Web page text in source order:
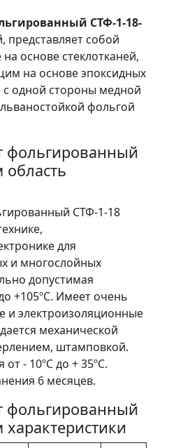
СТФ-1-18-
представляет собой
основе стеклотканей,
на основе эпоксидных
одной стороны медной
фольгой
фольгированный
СТФ-1-18
для
и многослойных
допустимая
+105ºС. Имеет очень
и электроизоляционные
механической
штамповкой.
- 10ºС до + 35ºС.
6 месяцев.
фольгированный